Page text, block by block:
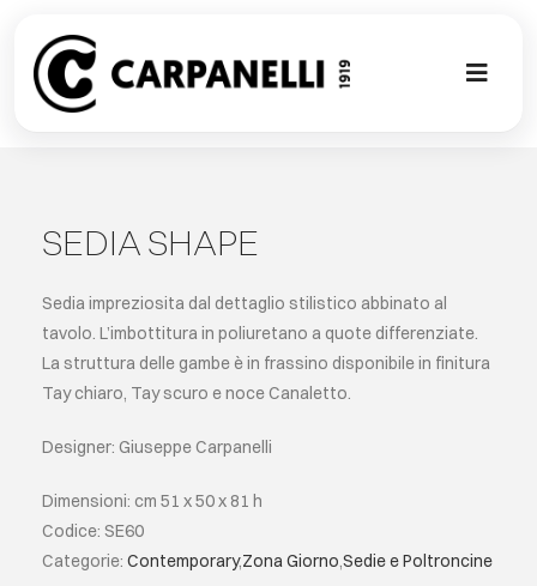
content
Toggle
CLASSIC
PROJECT
SEDIA SHAPE
Sedia impreziosita dal dettaglio stilistico abbinato al
tavolo. L’imbottitura in poliuretano a quote differenziate.
La struttura delle gambe è in frassino disponibile in finitura
Tay chiaro, Tay scuro e noce Canaletto.
Designer: Giuseppe Carpanelli
Dimensioni: cm 51 x 50 x 81 h
Codice: SE60
Categorie: Contemporary,Zona Giorno,Sedie e Poltroncine